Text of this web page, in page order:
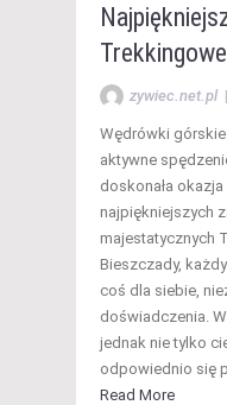
Trekkingowe
zywiec.net.pl |
Wędrówki
aktywne
doskonała
najpiękniejszych
majestatycznych
Bieszczady,
coś dla siebie,
doświadczenia.
jednak nie tylko
odpowiednio się
Read More